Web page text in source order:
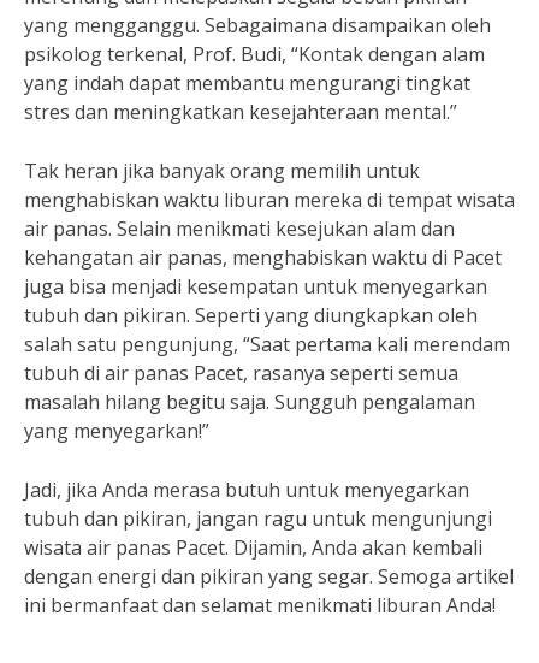
yang mengganggu. Sebagaimana disampaikan oleh
psikolog terkenal, Prof. Budi, “Kontak dengan alam
yang indah dapat membantu mengurangi tingkat
stres dan meningkatkan kesejahteraan mental.”
Tak heran jika banyak orang memilih untuk
menghabiskan waktu liburan mereka di tempat wisata
air panas. Selain menikmati kesejukan alam dan
kehangatan air panas, menghabiskan waktu di Pacet
juga bisa menjadi kesempatan untuk menyegarkan
tubuh dan pikiran. Seperti yang diungkapkan oleh
salah satu pengunjung, “Saat pertama kali merendam
tubuh di air panas Pacet, rasanya seperti semua
masalah hilang begitu saja. Sungguh pengalaman
yang menyegarkan!”
Jadi, jika Anda merasa butuh untuk menyegarkan
tubuh dan pikiran, jangan ragu untuk mengunjungi
wisata air panas Pacet. Dijamin, Anda akan kembali
dengan energi dan pikiran yang segar. Semoga artikel
ini bermanfaat dan selamat menikmati liburan Anda!